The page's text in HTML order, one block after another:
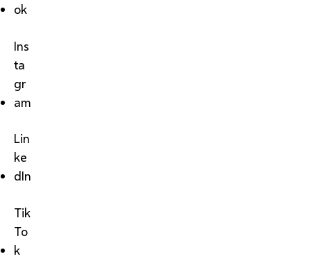
ok
Ins
ta
gr
am
Lin
ke
dIn
Tik
To
k